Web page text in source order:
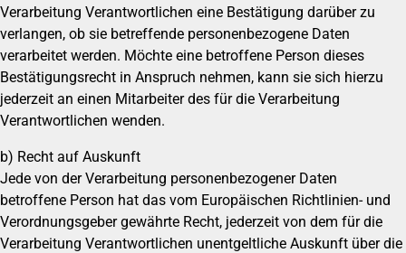
Verarbeitung Verantwortlichen eine Bestätigung darüber zu
verlangen, ob sie betreffende personenbezogene Daten
verarbeitet werden. Möchte eine betroffene Person dieses
Bestätigungsrecht in Anspruch nehmen, kann sie sich hierzu
jederzeit an einen Mitarbeiter des für die Verarbeitung
Verantwortlichen wenden.
b) Recht auf Auskunft
Jede von der Verarbeitung personenbezogener Daten
betroffene Person hat das vom Europäischen Richtlinien- und
Verordnungsgeber gewährte Recht, jederzeit von dem für die
Verarbeitung Verantwortlichen unentgeltliche Auskunft über die